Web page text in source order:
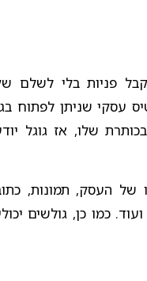
פניות בלי לשלם
עסקי שניתן לפתוח
שלו, אז גוגל
של העסק, תמונות,
כמו כן, גולשים